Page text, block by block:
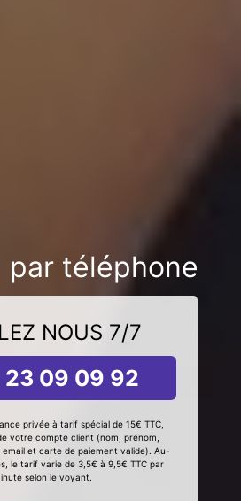
par téléphone
NOUS 7/7
09 09 92
privée à tarif spécial de 15€ TTC,
votre compte client (nom, prénom,
email et carte de paiement valide). Au-
le tarif varie de 3,5€ à 9,5€ TTC par
selon le voyant.